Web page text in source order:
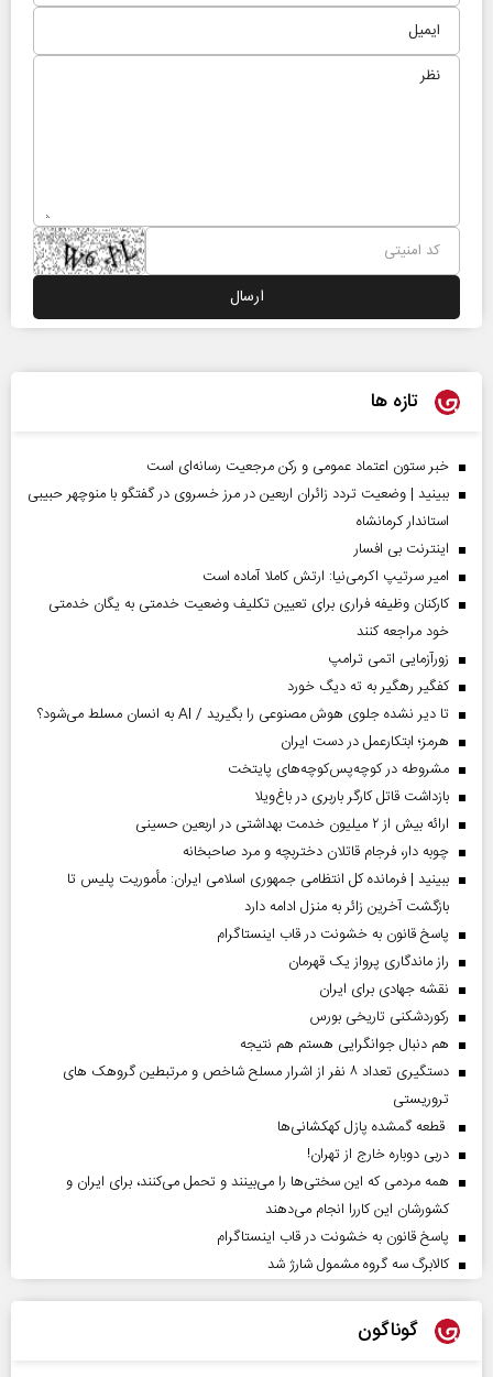
تازه ها
خبر ستون اعتماد عمومی و رکن مرجعیت رسانه‌ای است
ببینید | وضعیت تردد زائران اربعین در مرز خسروی در گفتگو با منوچهر حبیبی
استاندار کرمانشاه
اینترنت بی افسار
امیر سرتیپ اکرمی‌نیا: ارتش کاملا آماده است
کارکنان وظیفه فراری برای تعیین تکلیف وضعیت خدمتی به یگان خدمتی
خود مراجعه کنند
زورآزمایی اتمی ترامپ
کفگیر رهگیر به ته دیگ خورد
تا دیر نشده جلوی هوش مصنوعی را بگیرید / AI به انسان مسلط می‌شود؟
هرمز؛ ابتکارعمل در دست ایران
مشروطه در کوچه‌پس‌کوچه‌های پایتخت
بازداشت قاتل کارگر باربری در باغ‌ویلا
ارائه بیش از ۲ میلیون خدمت بهداشتی در اربعین حسینی
چوبه دار، فرجام قاتلان دختربچه و مرد صاحبخانه
ببینید | فرمانده کل انتظامی جمهوری اسلامی ایران­: مأموریت پلیس تا
بازگشت آخرین زائر به منزل ادامه دارد
پاسخ قانون به خشونت در قاب اینستاگرام
راز ماندگاری پرواز یک قهرمان
نقشه جهادی برای ایران
رکوردشکنی تاریخی بورس
هم دنبال جوانگرایی هستم هم نتیجه
دستگیری تعداد ۸ نفر از اشرار مسلح شاخص و مرتبطین گروهک های
تروریستی
قطعه گمشده پازل کهکشانی‌ها
دربی دوباره خارج از تهران!
همه مردمی که این سختی‌ها را می‌بینند و تحمل می‌کنند، برای ایران و
کشورشان این کاررا انجام می‌دهند
پاسخ قانون به خشونت در قاب اینستاگرام
کالابرگ سه گروه مشمول شارژ شد
گوناگون